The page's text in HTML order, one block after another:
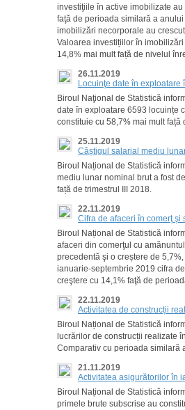
investiţiile în active imobilizate
faţă de perioada similară a
imobilizări necorporale au
Valoarea investițiilor în
14,8% mai mult față de nivelul
26.11.2019
Locuinţe date în
Biroul Naţional de Statistică
date în exploatare 6593 locuințe
constituie cu 58,7% mai mult
25.11.2019
Câștigul salarial mediu
Biroul Național de Statistică
mediu lunar nominal brut a fost
față de trimestrul III 2018.
22.11.2019
Cifra de afaceri în comerţ
Biroul Național de Statistică
afaceri din comerţul cu
precedentă şi o creștere de
ianuarie-septembrie 2019 cifra
creştere cu 14,1% faţă de
22.11.2019
Activitatea de construcții
Biroul Național de Statistică
lucrărilor de construcții realizate
Comparativ cu perioada similară
21.11.2019
Activitatea asigurătorilor în
Biroul Național de Statistică
primele brute subscrise au